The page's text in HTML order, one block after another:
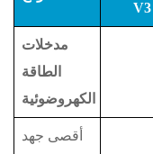
V3
مدخلات
الطاقة
الكهروضوئية
أقصى جهد